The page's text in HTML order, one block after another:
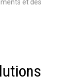
et des